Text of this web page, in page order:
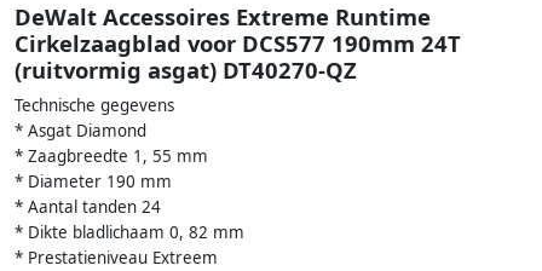
DeWalt Accessoires Extreme Runtime
Cirkelzaagblad voor DCS577 190mm 24T
(ruitvormig asgat) DT40270-QZ
Technische gegevens
* Asgat Diamond
* Zaagbreedte 1, 55 mm
* Diameter 190 mm
* Aantal tanden 24
* Dikte bladlichaam 0, 82 mm
* Prestatieniveau Extreem